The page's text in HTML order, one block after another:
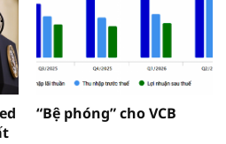
“Bệ phóng” cho VCB